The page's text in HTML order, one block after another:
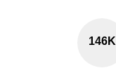
146K